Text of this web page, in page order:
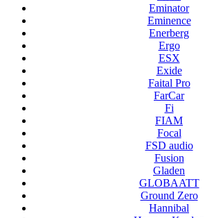
Eminator
Eminence
Enerberg
Ergo
ESX
Exide
Faital Pro
FarCar
Fi
FIAM
Focal
FSD audio
Fusion
Gladen
GLOBAATT
Ground Zero
Hannibal